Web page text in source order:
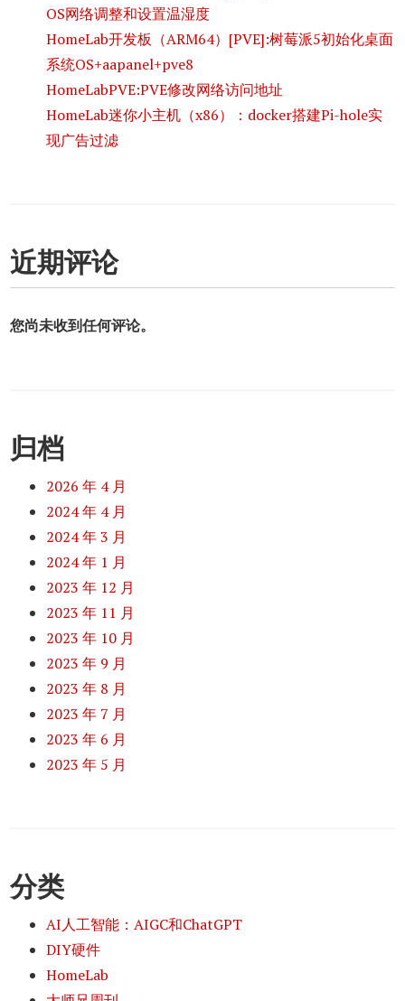
OS网络调整和设置温湿度
HomeLab开发板（ARM64）[PVE]:树莓派5初始化桌面
系统OS+aapanel+pve8
HomeLabPVE:PVE修改网络访问地址
HomeLab迷你小主机（x86）：docker搭建Pi-hole实
现广告过滤
近期评论
您尚未收到任何评论。
归档
2026 年 4 月
2024 年 4 月
2024 年 3 月
2024 年 1 月
2023 年 12 月
2023 年 11 月
2023 年 10 月
2023 年 9 月
2023 年 8 月
2023 年 7 月
2023 年 6 月
2023 年 5 月
分类
AI人工智能：AIGC和ChatGPT
DIY硬件
HomeLab